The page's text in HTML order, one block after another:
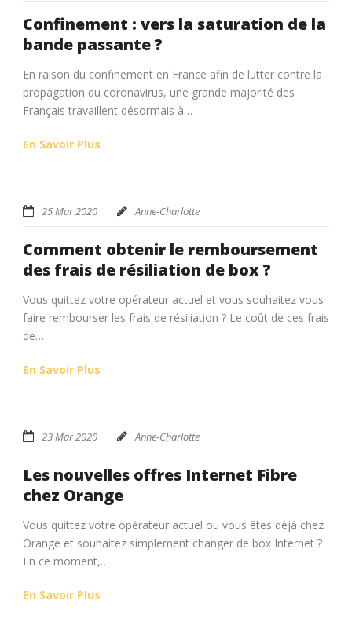
Confinement : vers la saturation de la
bande passante ?
En raison du confinement en France afin de lutter contre la
propagation du coronavirus, une grande majorité des
Français travaillent désormais à…
En Savoir Plus
25 Mar 2020 Anne-Charlotte
Comment obtenir le remboursement
des frais de résiliation de box ?
Vous quittez votre opérateur actuel et vous souhaitez vous
faire rembourser les frais de résiliation ? Le coût de ces frais
de…
En Savoir Plus
23 Mar 2020 Anne-Charlotte
Les nouvelles offres Internet Fibre
chez Orange
Vous quittez votre opérateur actuel ou vous êtes déjà chez
Orange et souhaitez simplement changer de box Internet ?
En ce moment,…
En Savoir Plus